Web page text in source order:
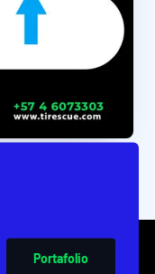
Portafolio